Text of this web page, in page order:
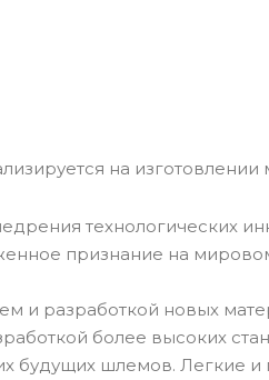
на
технологических
признание на
и разработкой новых
более высоких
будущих шлемов. Легкие